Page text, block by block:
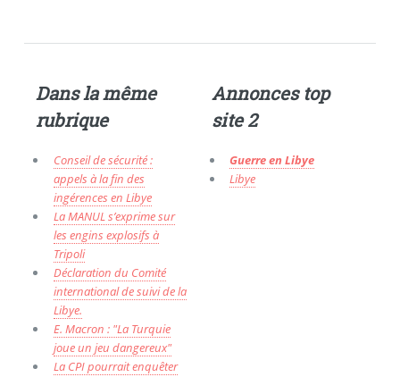
Dans la même
rubrique
Conseil de sécurité :
appels à la fin des
ingérences en Libye
La MANUL s’exprime sur
les engins explosifs à
Tripoli
Déclaration du Comité
international de suivi de la
Libye.
E. Macron : "La Turquie
joue un jeu dangereux"
La CPI pourrait enquêter
Annonces top
site 2
Guerre en Libye
Libye